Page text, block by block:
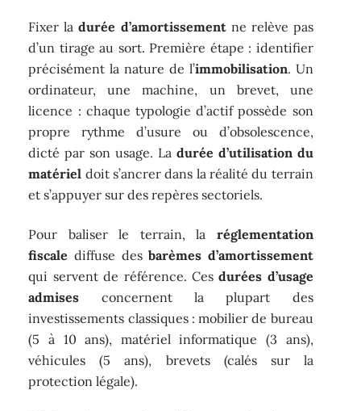
Fixer ladurée d’amortissementne relève pas
d’un tirage au sort. Première étape : identifier
précisément la nature de l’immobilisation. Un
ordinateur, une machine, un brevet, une
licence : chaque typologie d’actif possède son
propre rythme d’usure ou d’obsolescence,
dicté par son usage. La durée d’utilisation du
matériel doit s’ancrer dans la réalité du terrain
et s’appuyer sur des repères sectoriels.
Pour baliser le terrain, la réglementation
fiscale diffuse desbarèmes d’amortissement
qui servent de référence. Cesdurées d’usage
admises concernent la plupart des
investissements classiques : mobilier de bureau
(5 à 10 ans), matériel informatique (3 ans),
véhicules (5 ans), brevets (calés sur la
protection légale).